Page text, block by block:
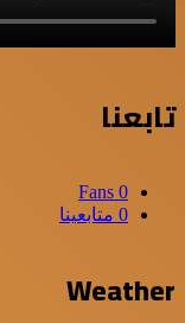
تابعنا
0
Fans
0 متابعينا
Weather